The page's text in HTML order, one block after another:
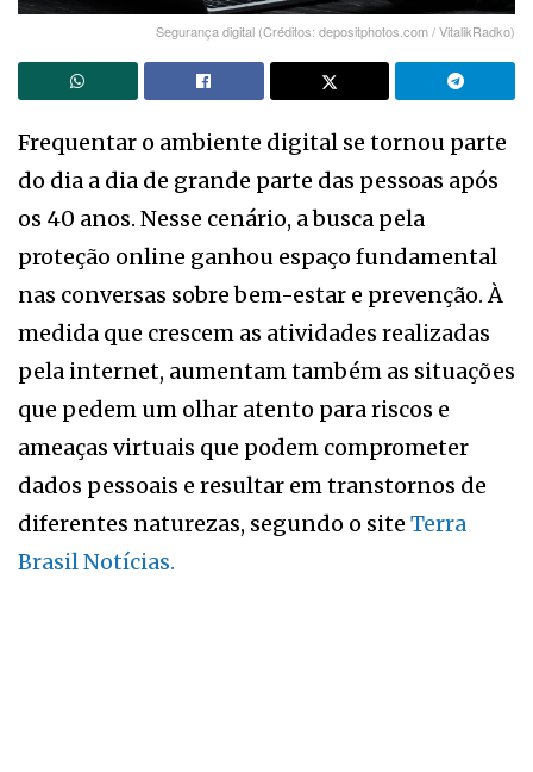
Segurança digital (Créditos: depositphotos.com / VitalikRadko)
Frequentar o ambiente digital se tornou parte
do dia a dia de grande parte das pessoas após
os 40 anos. Nesse cenário, a busca pela
proteção online ganhou espaço fundamental
nas conversas sobre bem-estar e prevenção. À
medida que crescem as atividades realizadas
pela internet, aumentam também as situações
que pedem um olhar atento para riscos e
ameaças virtuais que podem comprometer
dados pessoais e resultar em transtornos de
diferentes naturezas, segundo o site Terra
Brasil Notícias.